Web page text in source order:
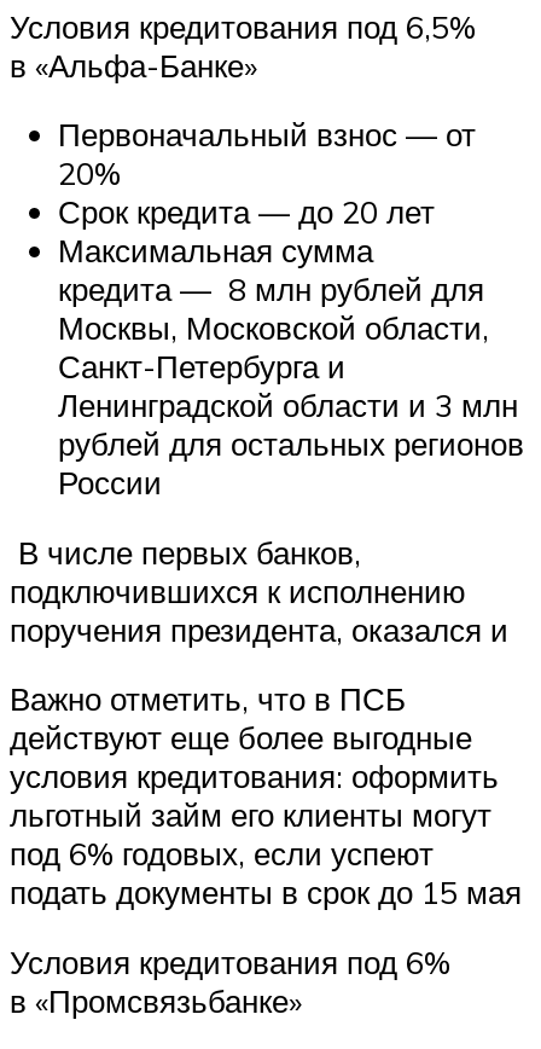
Условия кредитования под 6,5%
в «Альфа-Банке»
Первоначальный взнос — от
20%
Срок кредита — до 20 лет
Максимальная сумма
кредита — 8 млн рублей для
Москвы, Московской области,
Санкт-Петербурга и
Ленинградской области и 3 млн
рублей для остальных регионов
России
В числе первых банков,
подключившихся к исполнению
поручения президента, оказался и
Важно отметить, что в ПСБ
действуют еще более выгодные
условия кредитования: оформить
льготный займ его клиенты могут
под 6% годовых, если успеют
подать документы в срок до 15 мая
Условия кредитования под 6%
в «Промсвязьбанке»